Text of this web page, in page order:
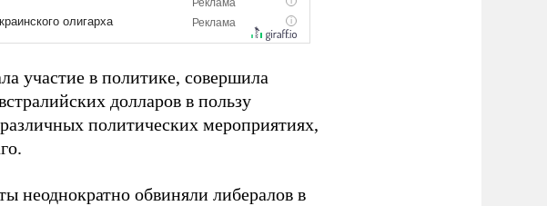
участие в политике, совершила
долларов в пользу
политических мероприятиях,
неоднократно обвиняли либералов в